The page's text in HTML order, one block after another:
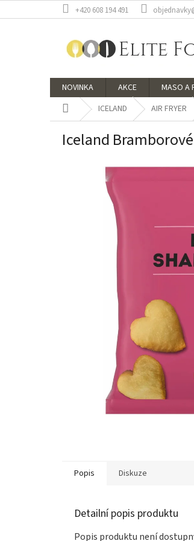
na
+420 608 194 491
NOVINKA AKCE MASO A
Domů ICELAND AIR FRYER
Iceland
Popis Diskuze
Detailní popis produktu
Popis produktu není